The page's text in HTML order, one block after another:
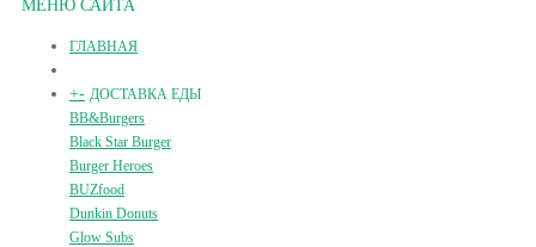
МЕНЮ САЙТА
ГЛАВНАЯ
+- ДОСТАВКА ЕДЫ
BB&Burgers
Black Star Burger
Burger Heroes
BUZfood
Dunkin Donuts
Glow Subs